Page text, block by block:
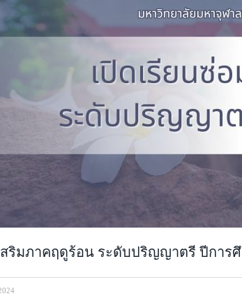
สริมภาคฤดูร้อน ระดับปริญญาตรี ปีการศึ